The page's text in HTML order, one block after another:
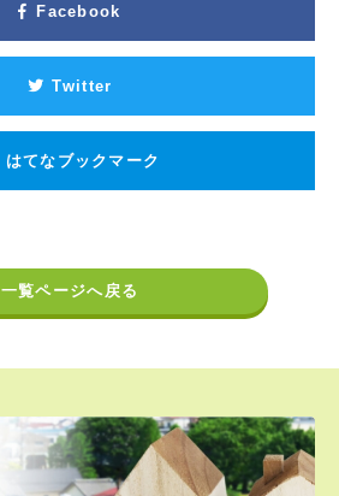
Facebook
Twitter
はてなブックマーク
一覧ページへ戻る